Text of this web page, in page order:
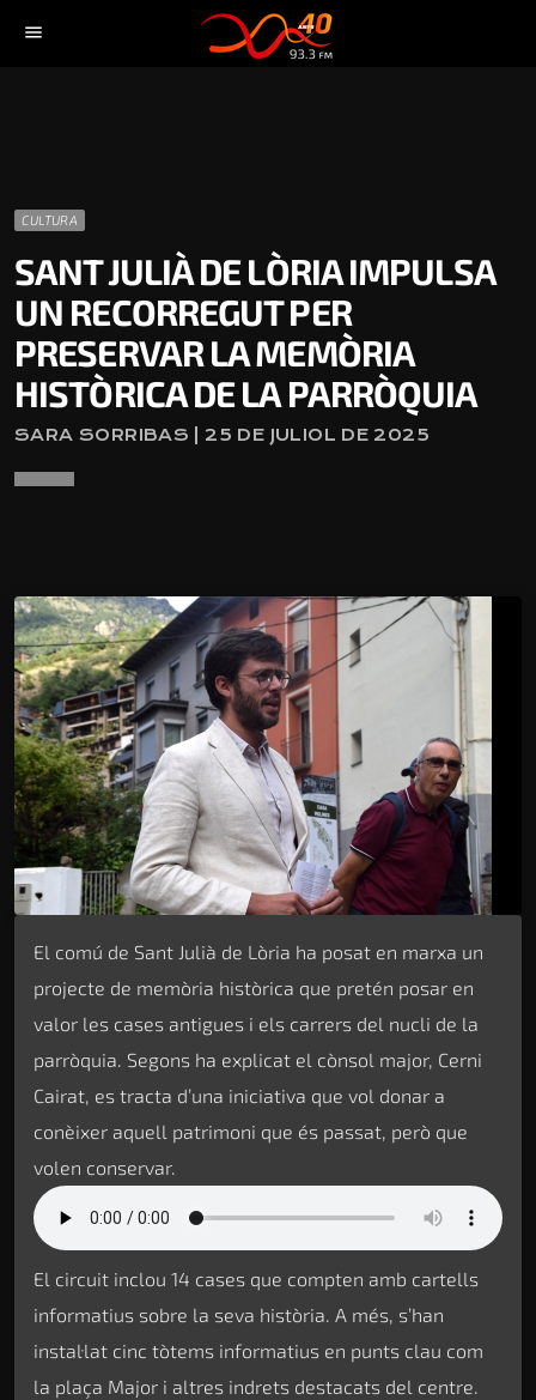
menu
CULTURA
SANT JULIÀ DE LÒRIA IMPULSA
UN RECORREGUT PER
PRESERVAR LA MEMÒRIA
HISTÒRICA DE LA PARRÒQUIA
SARA SORRIBAS | 25 DE JULIOL DE 2025
El comú de Sant Julià de Lòria ha posat en marxa un
projecte de memòria històrica que pretén posar en
valor les cases antigues i els carrers del nucli de la
parròquia. Segons ha explicat el cònsol major, Cerni
Cairat, es tracta d’una iniciativa que vol donar a
conèixer aquell patrimoni que és passat, però que
volen conservar.
El circuit inclou 14 cases que compten amb cartells
informatius sobre la seva història. A més, s’han
instal·lat cinc tòtems informatius en punts clau com
la plaça Major i altres indrets destacats del centre.